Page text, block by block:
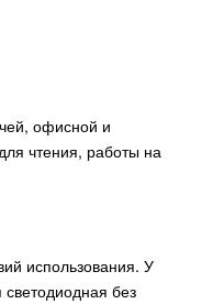
офисной и
чтения, работы на
использования. У
без